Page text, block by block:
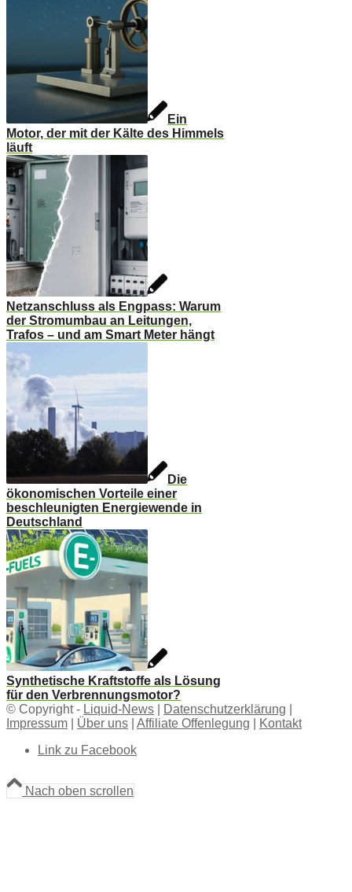
Ein
Motor, der mit der Kälte des Himmels
läuft
Netzanschluss als Engpass: Warum
der Stromumbau an Leitungen,
Trafos – und am Smart Meter hängt
Die
ökonomischen Vorteile einer
beschleunigten Energiewende in
Deutschland
Synthetische Kraftstoffe als Lösung
für den Verbrennungsmotor?
© Copyright - Liquid-News Datenschutzerklärung
Impressum
Über uns Affiliate Offenlegung
Kontakt
Link zu Facebook
Nach oben scrollen